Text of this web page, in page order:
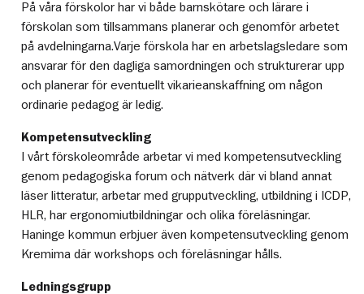
På våra förskolor har vi både barnskötare och lärare i
förskolan som tillsammans planerar och genomför arbetet
på avdelningarna.Varje förskola har en arbetslagsledare som
ansvarar för den dagliga samordningen och strukturerar upp
och planerar för eventuellt vikarieanskaffning om någon
ordinarie pedagog är ledig.
Kompetensutveckling
I vårt förskoleområde arbetar vi med kompetensutveckling
genom pedagogiska forum och nätverk där vi bland annat
läser litteratur, arbetar med grupputveckling, utbildning i ICDP,
HLR, har ergonomiutbildningar och olika föreläsningar.
Haninge kommun erbjuer även kompetensutveckling genom
Kremima där workshops och föreläsningar hålls.
Ledningsgrupp